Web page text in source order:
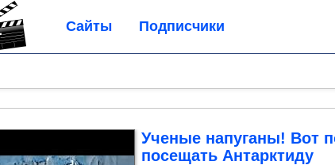
Сайты Подписчики
Ученые напуганы! Вот
посещать Антарктиду